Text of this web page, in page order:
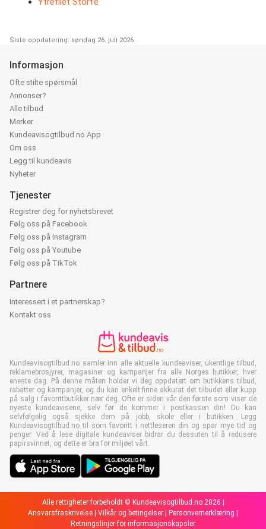
Siste oppdatering: søndag 26. juli 2026
Informasjon
Ofte stilte spørsmål
Annonser?
Alle tilbud
Merker
Kundeavisogtilbud.no App
Om oss
Legg til kundeavis
Nyheter
Tjenester
Registrer deg for nyhetsbrevet
Følg oss på Facebook
Følg oss på Instagram
Følg oss på Youtube
Følg oss på TikTok
Partnere
Interessert i et partnerskap?
Kontakt oss
Kundeavisogtilbud.no samler inn alle aktuelle kundeaviser, ukentlige tilbud,
reklamebrosjyrer, magasiner og kampanjer fra alle Norges butikker, hver
eneste dag. På denne måten holder vi deg oppdatert om butikkens tilbud,
rabatter og kampanjer, og du kan enkelt finne akkurat det tilbudet eller kupp
på salg i favorittbutikker nær deg. Ofte er siden vår den første som viser de
nyeste kundeavisene, selv før de kommer i postkassen din! Du kan
selvfølgelig også sjekke dem på jobb, skole eller i butikken. Legg
Kundeavisogtilbud.no til som favoritt i nettleseren din og spar mye tid og
penger. Ved å lese digitale kundeaviser bidrar du dessuten til å redusere
papirsvinnet, og dette er bra for miljøet vårt.
Alle rettigheter forbeholdt © Kundeavisogtilbud.no 2026 |
Ansvarsfraskrivelse
Vilkår og betingelser Personvernerklæring
Retningslinjer for informasjonskapsler